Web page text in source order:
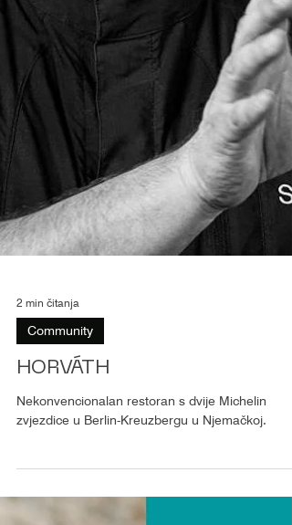
2 min čitanja
Community
HORVÁTH
Nekonvencionalan restoran s dvije Michelin
zvjezdice u Berlin-Kreuzbergu u Njemačkoj.